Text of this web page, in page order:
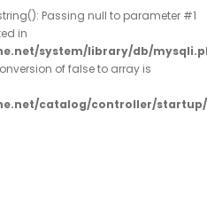
Passing null to parameter #1
in
system/library/db/
of false to array is
catalog/controller/